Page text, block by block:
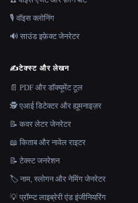
🎙️ वॉइस क्लोनिंग
🔊 साउंड इफ़ेक्ट जेनरेटर
✍️टेक्स्ट और लेखन
📄 PDF और डॉक्यूमेंट टूल
🕵️ एआई डिटेक्टर और ह्यूमनाइज़र
📝 कवर लेटर जेनरेटर
📖 किताब और नावेल राइटर
📝 टेक्स्ट जनरेशन
🏷️ नाम, स्लोगन और नेमिंग जेनरेटर
💡 प्रॉम्प्ट लाइब्रेरी एंड इंजीनियरिंग